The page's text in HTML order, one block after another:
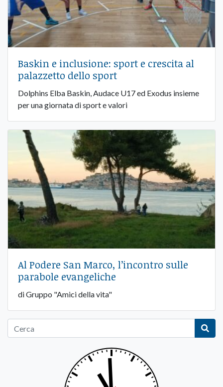
Baskin e inclusione: sport e crescita al
palazzetto dello sport
Dolphins Elba Baskin, Audace U17 ed Exodus insieme
per una giornata di sport e valori
Al Podere San Marco, l’incontro sulle
parabole evangeliche
di Gruppo "Amici della vita"